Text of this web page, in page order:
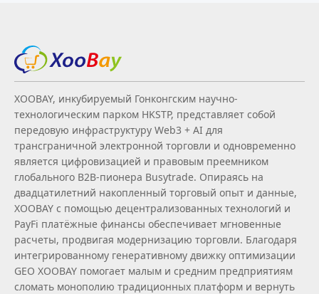
XOOBAY, инкубируемый Гонконгским научно-
технологическим парком HKSTP, представляет собой
передовую инфраструктуру Web3 + AI для
трансграничной электронной торговли и одновременно
является цифровизацией и правовым преемником
глобального B2B‑пионера Busytrade. Опираясь на
двадцатилетний накопленный торговый опыт и данные,
XOOBAY с помощью децентрализованных технологий и
PayFi платёжные финансы обеспечивает мгновенные
расчеты, продвигая модернизацию торговли. Благодаря
интегрированному генеративному движку оптимизации
GEO XOOBAY помогает малым и средним предприятиям
сломать монополию традиционных платформ и вернуть